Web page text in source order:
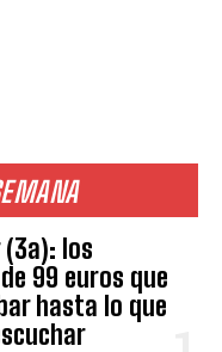
los
99 euros que
hasta lo que